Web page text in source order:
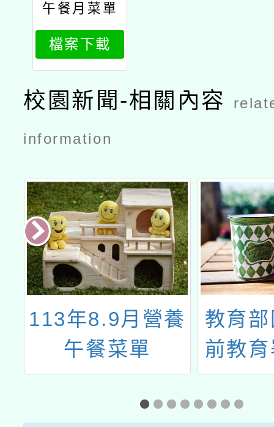
午餐月菜單
檔案下載
校園新聞-相關內容
information
113年8.9月營養
午餐菜單
教育
前教
團法
會辦